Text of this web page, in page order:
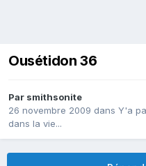
Ousétidon 36
Par smithsonite
26 novembre 2009 dans Y'a
dans la vie...